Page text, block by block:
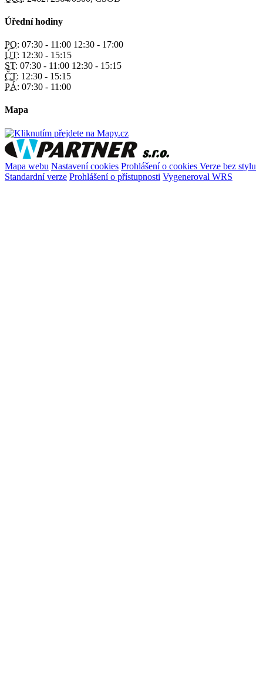
Úřední hodiny
PO: 07:30 - 11:00 12:30 - 17:00
ÚT: 12:30 - 15:15
ST: 07:30 - 11:00 12:30 - 15:15
ČT: 12:30 - 15:15
PÁ: 07:30 - 11:00
Mapa
Mapa webu Nastavení cookies Prohlášení o cookies Verze bez stylu
Standardní verze Prohlášení o přístupnosti Vygeneroval WRS